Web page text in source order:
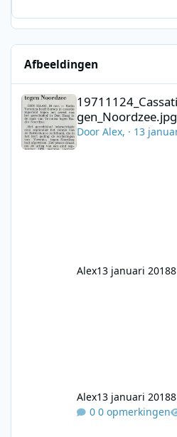
Afbeeldingen
gen_Noordzee.jpg
Door Alex, · 13
Alex13 januari 2018
Alex13 januari 2018
0 opmerkingen